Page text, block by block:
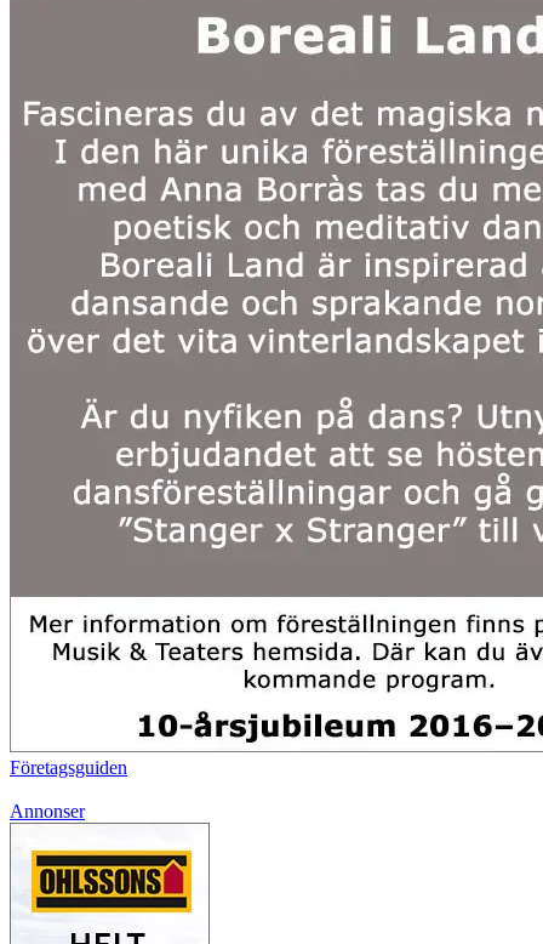
Företagsguiden
Annonser